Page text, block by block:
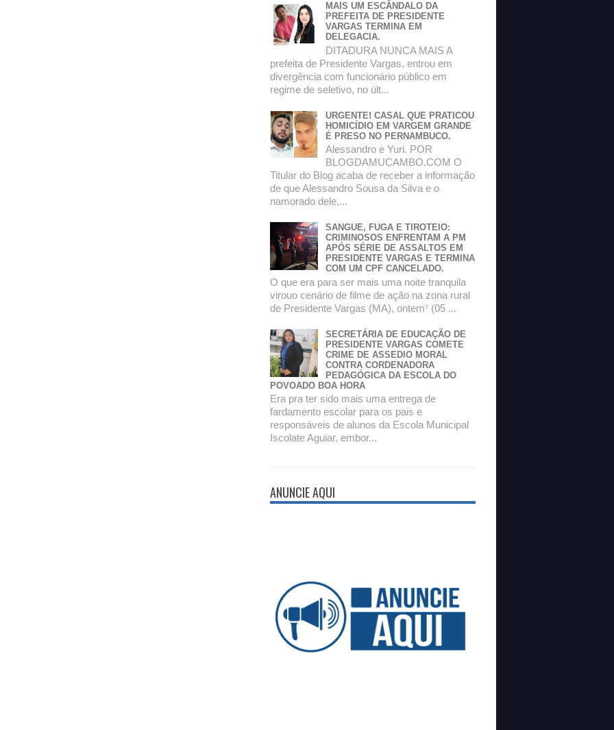
MAIS UM ESCÂNDALO DA
PREFEITA DE PRESIDENTE
VARGAS TERMINA EM
DELEGACIA.
DITADURA NUNCA MAIS A
prefeita de Presidente Vargas, entrou em
divergência com funcionário público em
regime de seletivo, no últ...
URGENTE! CASAL QUE PRATICOU
HOMICÍDIO EM VARGEM GRANDE
É PRESO NO PERNAMBUCO.
Alessandro e Yuri. POR
BLOGDAMUCAMBO.COM O
Titular do Blog acaba de receber a informação
de que Alessandro Sousa da Silva e o
namorado dele,...
SANGUE, FUGA E TIROTEIO:
CRIMINOSOS ENFRENTAM A PM
APÓS SÉRIE DE ASSALTOS EM
PRESIDENTE VARGAS E TERMINA
COM UM CPF CANCELADO.
O que era para ser mais uma noite tranquila
virouo cenário de filme de ação na zona rural
de Presidente Vargas (MA), ontem⁷ (05 ...
SECRETÁRIA DE EDUCAÇÃO DE
PRESIDENTE VARGAS COMETE
CRIME DE ASSEDIO MORAL
CONTRA CORDENADORA
PEDAGÓGICA DA ESCOLA DO
POVOADO BOA HORA
Era pra ter sido mais uma entrega de
fardamento escolar para os pais e
responsáveis de alunos da Escola Municipal
Iscolate Aguiar, embor...
ANUNCIE AQUI